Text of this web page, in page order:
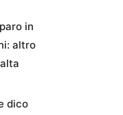
in
altro
dico